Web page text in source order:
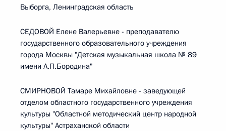
Выборга, Ленинградская область
СЕДОВОЙ Елене Валерьевне - преподавателю
государственного образовательного учреждения
города Москвы "Детская музыкальная школа № 89
имени А.П.Бородина"
СМИРНОВОЙ Тамаре Михайловне - заведующей
отделом областного государственного учреждения
культуры "Областной методический центр народной
культуры" Астраханской области